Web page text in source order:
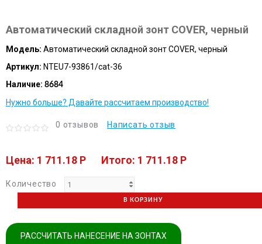
Автоматический складной зонт COVER, черный
Модель: Автоматический складной зонт COVER, черный
Артикул: NTEU7-93861/cat-36
Наличие: 8684
Нужно больше? Давайте рассчитаем производство!
0 отзывов Написать отзыв
Цена: 1 711.18 P Итого: 1 711.18 P
Количество
В КОРЗИНУ
РАССЧИТАТЬ НАНЕСЕНИЕ НА ЗОНТАХ